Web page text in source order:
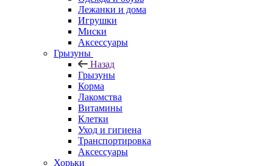
Лежанки и дома
Игрушки
Миски
Аксессуары
Грызуны
Назад
Грызуны
Корма
Лакомства
Витамины
Клетки
Уход и гигиена
Транспортировка
Аксессуары
Хорьки